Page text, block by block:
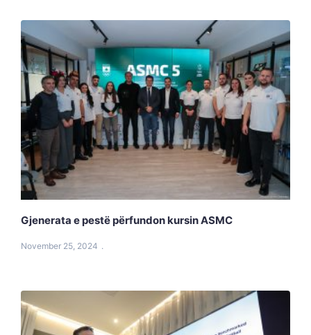
Gjenerata e pestë përfundon kursin ASMC
November 25, 2024